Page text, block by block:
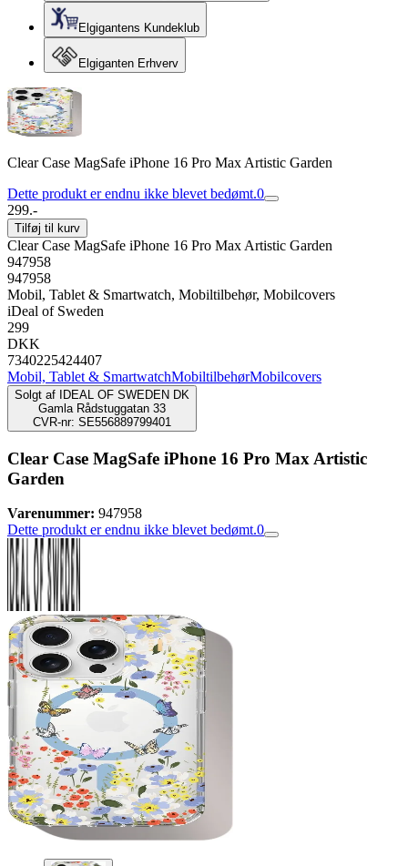
Elgigantens Kundeklub
Elgiganten Erhverv
Clear Case MagSafe iPhone 16 Pro Max Artistic Garden
Dette produkt er endnu ikke blevet bedømt.0
299.-
Tilføj til kurv
Clear Case MagSafe iPhone 16 Pro Max Artistic Garden
947958
947958
Mobil, Tablet & Smartwatch, Mobiltilbehør, Mobilcovers
iDeal of Sweden
299
DKK
7340225424407
Mobil, Tablet & SmartwatchMobiltilbehørMobilcovers
Solgt af
IDEAL OF SWEDEN DK
Gamla Rådstuggatan 33
CVR-nr: SE556889799401
Clear Case MagSafe iPhone 16 Pro Max Artistic
Garden
Varenummer: 947958
Dette produkt er endnu ikke blevet bedømt.0